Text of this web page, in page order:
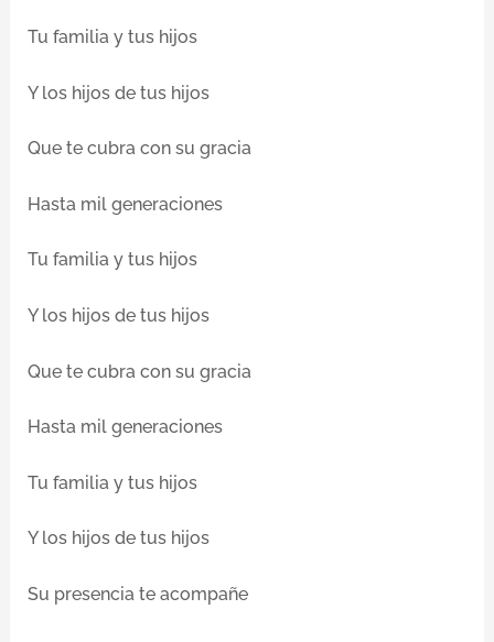
Tu familia y tus hijos
Y los hijos de tus hijos
Que te cubra con su gracia
Hasta mil generaciones
Tu familia y tus hijos
Y los hijos de tus hijos
Que te cubra con su gracia
Hasta mil generaciones
Tu familia y tus hijos
Y los hijos de tus hijos
Su presencia te acompañe